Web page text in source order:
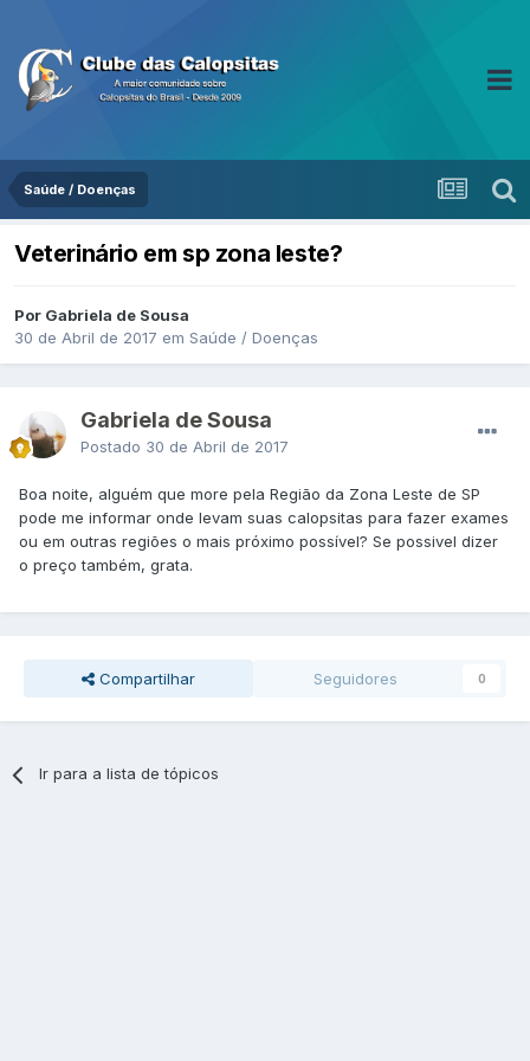
Saúde / Doenças
Veterinário em sp zona leste?
Por Gabriela de Sousa
30 de Abril de 2017 em Saúde / Doenças
Gabriela de Sousa
Postado 30 de Abril de 2017
Boa noite, alguém que more pela Região da Zona Leste de SP
pode me informar onde levam suas calopsitas para fazer exames
ou em outras regiões o mais próximo possível? Se possivel dizer
o preço também, grata.
Compartilhar Seguidores 0
Ir para a lista de tópicos